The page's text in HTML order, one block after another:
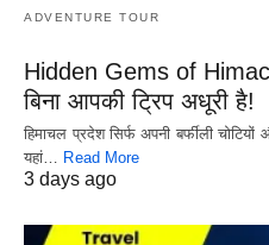
ADVENTURE TOUR
Hidden Gems of
बिना आपकी ट्रिप अधूरी है!
हिमाचल प्रदेश सिर्फ अपनी बर्फीली चोटियों
यहां…
Read More
3 days ago